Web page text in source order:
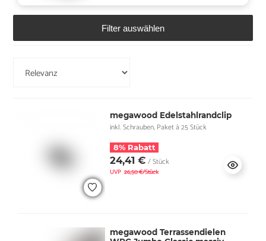
Filter auswählen
megawood Edelstahlrandclip
inkl. Schrauben, Paket à 25 Stück
8% Rabatt
24,41 € / Stück
UVP 26,50 €/Stück
megawood Terrassendielen